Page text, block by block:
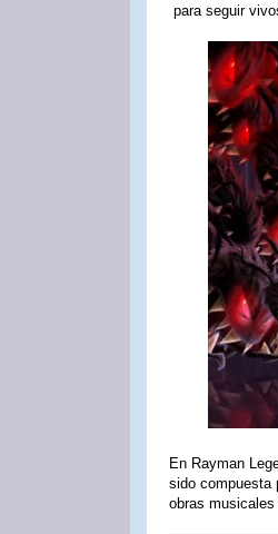
para seguir
En Rayman
sido compuesta
obras musicales